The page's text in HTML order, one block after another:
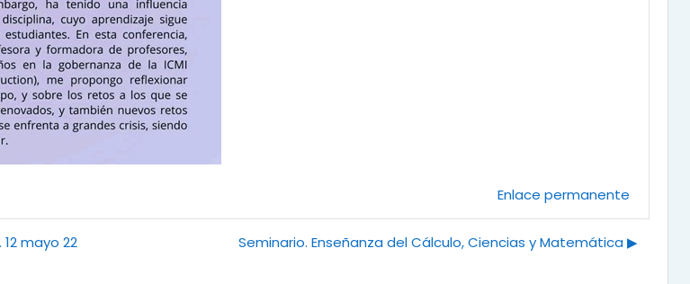
Enlace permanente
mayo 22 Seminario. Enseñanza del Cálculo, Ciencias y Matemática ▶︎